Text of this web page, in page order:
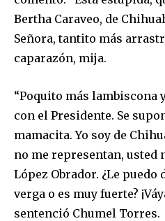
Bertha Caraveo, de
Señora, tantito más
caparazón, mija.
“Poquito más lambiscona
con el Presidente. Se
mamacita. Yo soy de
no me representan, usted
López Obrador. ¿Le puedo
verga o es muy fuerte?
sentenció Chumel Torres.